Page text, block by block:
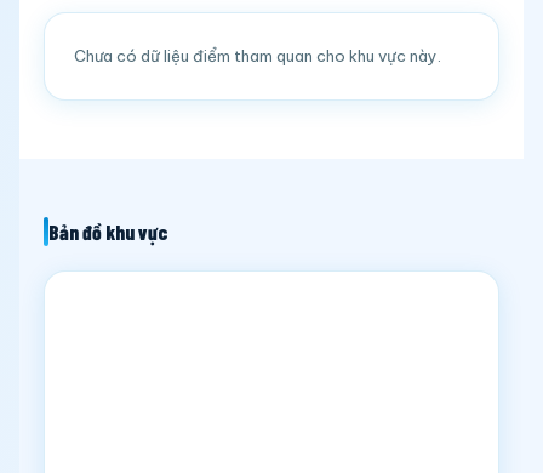
Chưa có dữ liệu điểm tham quan cho khu vực này.
Bản đồ khu vực